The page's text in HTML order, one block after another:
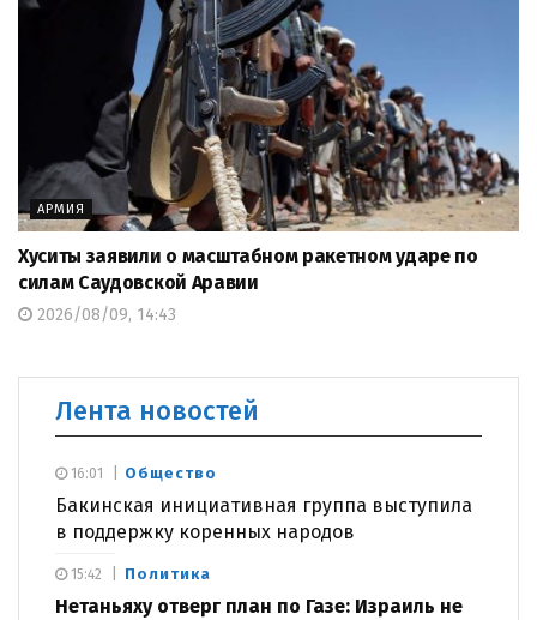
АРМИЯ
Хуситы заявили о масштабном ракетном ударе по
силам Саудовской Аравии
2026/08/09, 14:43
Лента новостей
Общество
Бакинская инициативная группа выступила
в поддержку коренных народов
16:01
Политика
Нетаньяху отверг план по Газе: Израиль не
15:42